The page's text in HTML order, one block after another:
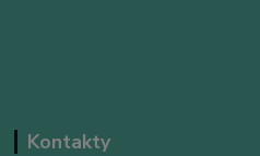
Kontakty